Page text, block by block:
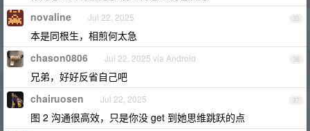
35
novaline Jul 22, 2025
本是同根生，相煎何太急
36
chason0806 Jul 22, 2025 via Android
兄弟，好好反省自己吧
37
chairuosen Jul 22, 2025
图 2 沟通很高效，只是你没 get 到她思维跳跃的点